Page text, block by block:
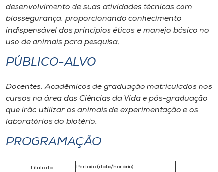
A+
A-
desenvolvimento de suas atividades técnicas com
biossegurança, proporcionando conhecimento
indispensável dos princípios éticos e manejo básico no
uso de animais para pesquisa.
PÚBLICO-ALVO
Docentes, Acadêmicos de graduação matriculados nos
cursos na área das Ciências da Vida e pós-graduação
que irão utilizar os animais de experimentação e os
laboratórios do biotério.
PROGRAMAÇÃO
Título da
Período (data/horário)